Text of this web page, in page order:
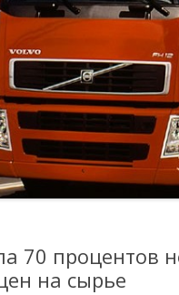
70 процентов
на сырье